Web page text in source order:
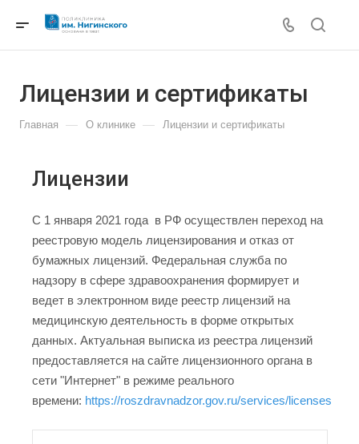
Лицензии и сертификаты
Главная — О клинике — Лицензии и сертификаты
Лицензии
C 1 января 2021 года в РФ осуществлен переход на
реестровую модель лицензирования и отказ от
бумажных лицензий. Федеральная служба по
надзору в сфере здравоохранения формирует и
ведет в электронном виде реестр лицензий на
медицинскую деятельность в форме открытых
данных. Актуальная выписка из реестра лицензий
предоставляется на сайте лицензионного органа в
сети "Интернет" в режиме реального
времени: https://roszdravnadzor.gov.ru/services/licenses